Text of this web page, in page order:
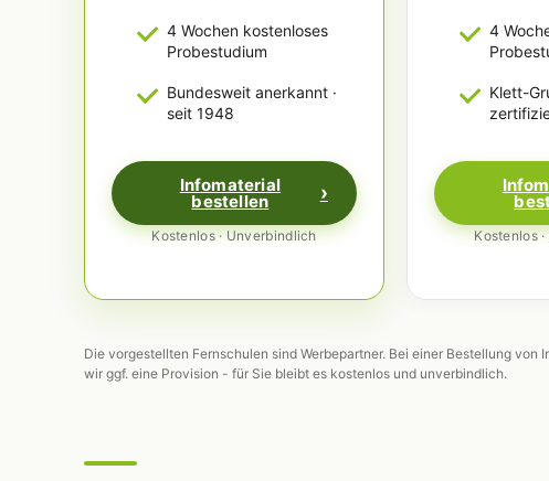
4 Wochen kostenloses
Probestudium
Bundesweit anerkannt ·
seit 1948
Infomaterial
bestellen
Kostenlos · Unverbindlich
4
Klett-
Kostenlos
Die vorgestellten Fernschulen sind Werbepartner. Bei einer Bestellung von
wir ggf. eine Provision - für Sie bleibt es kostenlos und unverbindlich.